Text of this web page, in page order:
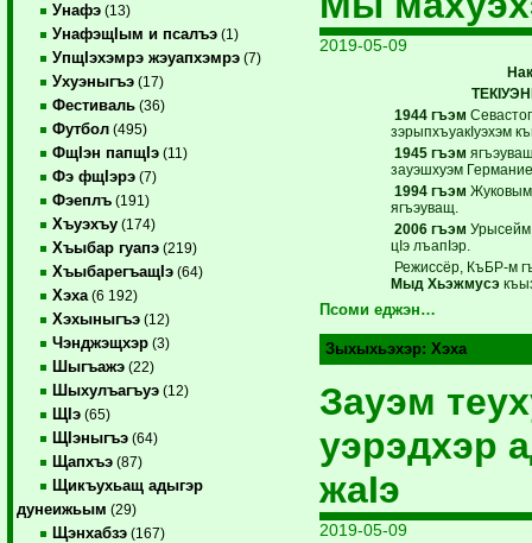
Унафэ (13)
УнафэщIым и псалъэ (1)
УпщIэхэмрэ жэуапхэмрэ (7)
Ухуэныгъэ (17)
Фестиваль (36)
Футбол (495)
ФщIэн папщIэ (11)
Фэ фщIэрэ (7)
Фэеплъ (191)
Хъуэхъу (174)
Хъыбар гуапэ (219)
ХъыбарегъащIэ (64)
Хэха (6 192)
Хэхыныгъэ (12)
Чэнджэщхэр (3)
Шыгъажэ (22)
Шыхулъагъуэ (12)
ЩIэ (65)
ЩIэныгъэ (64)
Щапхъэ (87)
Щикъухьащ адыгэр
дунеижьым (29)
Щэнхабзэ (167)
2019-05-09
1944 гъэм
зэрыпхъуакIуэхэм
1945 гъэм
зауэшхуэм
1994 гъэм
ягъэуващ.
2006 гъэм
цIэ лъапIэр.
Режиссёр, КъБР-м
Мыд Хьэжмусэ
Псоми еджэн…
Зыхыхьэхэр:Хэха
Зауэм
уэрэдхэр
жаIэ
2019-05-09